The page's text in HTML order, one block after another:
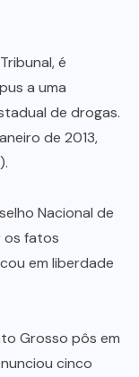
é
a uma
de drogas.
de 2013,
Nacional de
os fatos
em liberdade
Grosso pôs em
cinco